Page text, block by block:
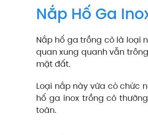
Nắp Hố Ga
Nắp hố ga trồng cỏ là loại
quan xung quanh vẫn
mặt đất.
Loại nắp này vừa có chức
hố ga inox trồng cỏ
toàn.